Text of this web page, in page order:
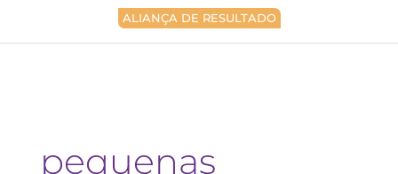
ALIANÇA DE RESULTADO
pequenas